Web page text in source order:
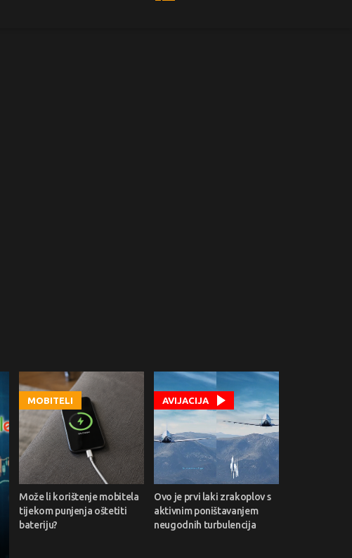
MOBITELI
Može li korištenje mobitela
tijekom punjenja oštetiti
bateriju?
AVIJACIJA
Ovo je prvi laki zrakoplov s
aktivnim poništavanjem
neugodnih turbulencija